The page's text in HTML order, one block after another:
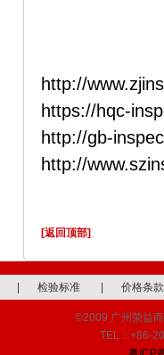
http://
https://hqc-
http://gb-
http://
[返回顶部]
检验标准 价格条款
©2009 广州荣益
TEL：+86-